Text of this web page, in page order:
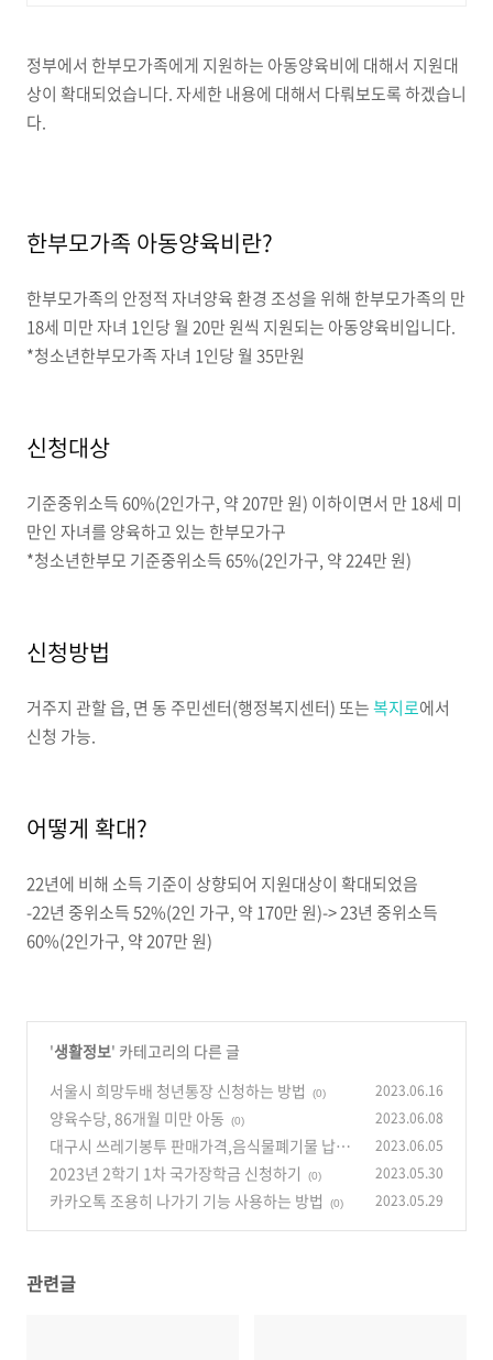
정부에서 한부모가족에게 지원하는 아동양육비에 대해서 지원대
상이 확대되었습니다. 자세한 내용에 대해서 다뤄보도록 하겠습니
다.
한부모가족 아동양육비란?
한부모가족의 안정적 자녀양육 환경 조성을 위해 한부모가족의 만
18세 미만 자녀 1인당 월 20만 원씩 지원되는 아동양육비입니다.
*청소년한부모가족 자녀 1인당 월 35만원
신청대상
기준중위소득 60%(2인가구, 약 207만 원) 이하이면서 만 18세 미
만인 자녀를 양육하고 있는 한부모가구
*청소년한부모 기준중위소득 65%(2인가구, 약 224만 원)
신청방법
거주지 관할 읍, 면 동 주민센터(행정복지센터) 또는복지로에서
신청 가능.
어떻게 확대?
22년에 비해 소득 기준이 상향되어 지원대상이 확대되었음
-22년 중위소득 52%(2인 가구, 약 170만 원)-> 23년 중위소득
60%(2인가구, 약 207만 원)
'생활정보' 카테고리의 다른 글
서울시 희망두배 청년통장 신청하는 방법
(0) 2023.06.16
양육수당, 86개월 미만 아동 (0) 2023.06.08
대구시 쓰레기봉투 판매가격,음식물폐기물 납부
필증 판매가격
(0)
2023.06.05
2023년 2학기 1차 국가장학금 신청하기 (0) 2023.05.30
카카오톡 조용히 나가기 기능 사용하는 방법 (0) 2023.05.29
관련글